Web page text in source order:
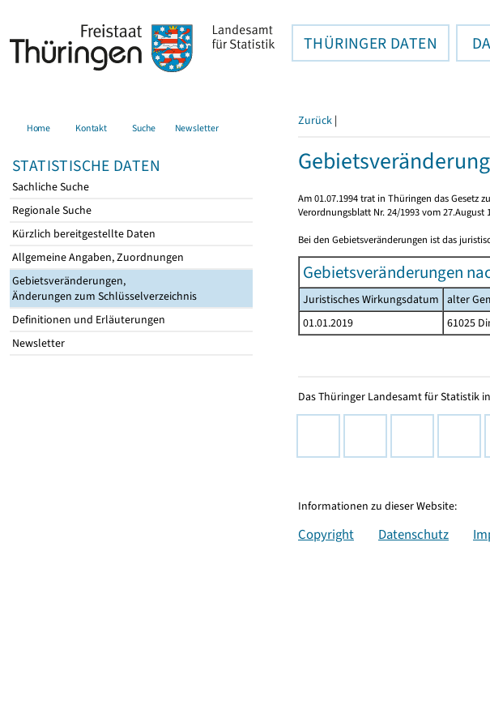
THÜRINGER DATEN
Home Kontakt Suche Newsletter
STATISTISCHE DATEN
Sachliche Suche
Regionale Suche
Kürzlich bereitgestellte Daten
Allgemeine Angaben, Zuordnungen
Gebietsveränderungen,
Änderungen zum Schlüsselverzeichnis
Definitionen und Erläuterungen
Newsletter
Zurück |
Am 01.07.1994 trat in Thüringen das Gesetz
Verordnungsblatt Nr. 24/1993 vom 27.August
Bei den Gebietsveränderungen ist das
Gebietsveränderungen
Juristisches Wirkungsdatum alter
01.01.2019
61025
Das Thüringer Landesamt für Statistik
Informationen zu dieser Website:
Copyright Datenschutz